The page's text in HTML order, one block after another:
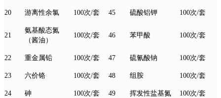
20 游离性余氯 100次/套 45 硫酸铝钾 100次/套
21
氨基酸态氮
（酱油）
100次/套 46 苯甲酸 100次/套
22 重金属铅 100次/套 47 硫氰酸钠 100次/套
23 六价铬 100次/套 48 组胺 100次/套
24 砷 100次/套 49 挥发性盐基氮 100次/套